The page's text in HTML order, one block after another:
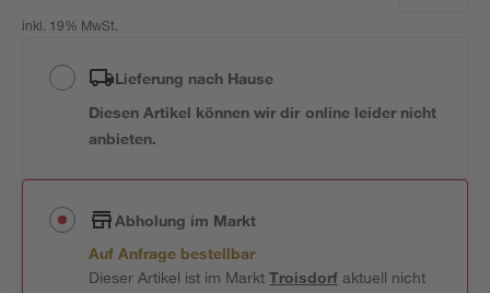
inkl. 19% MwSt.
Lieferung nach Hause
Diesen Artikel können wir dir online leider nicht
anbieten.
Abholung im Markt
Auf Anfrage bestellbar
Dieser Artikel ist im MarktTroisdorfaktuell nicht